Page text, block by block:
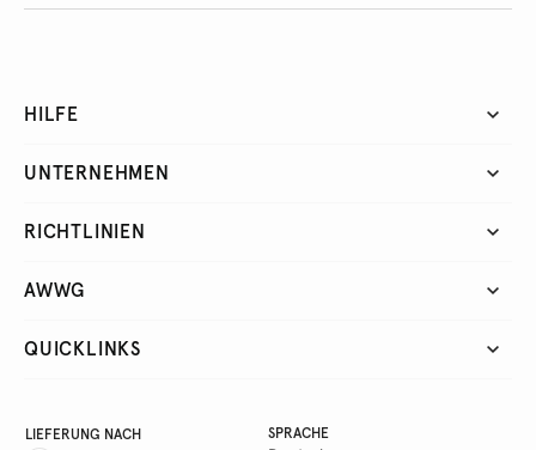
HILFE
UNTERNEHMEN
RICHTLINIEN
AWWG
QUICKLINKS
LIEFERUNG NACH SPRACHE